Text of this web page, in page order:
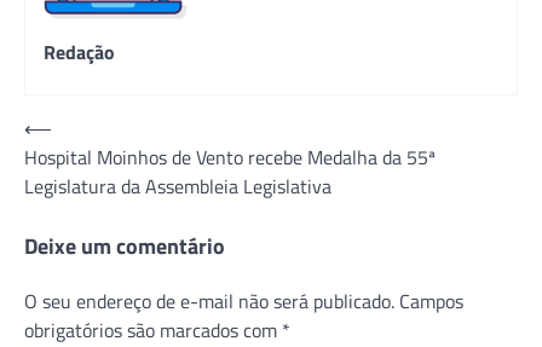
Redação
Navegação
de
Post
⟵
Hospital Moinhos de Vento recebe Medalha da 55ª
Legislatura da Assembleia Legislativa
Deixe um comentário
O seu endereço de e-mail não será publicado. Campos
obrigatórios são marcados com *